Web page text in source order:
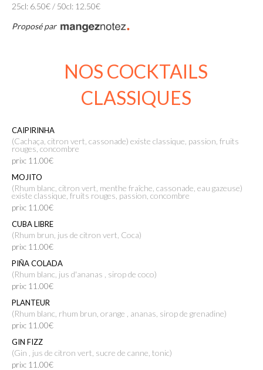
25cl: 6.50€ / 50cl: 12.50€
Proposé par
NOS COCKTAILS
CLASSIQUES
CAIPIRINHA
(cachaça, citron vert, cassonade) existe classique, passion, fruits
rouges, concombre
prix: 11.00€
MOJITO
(rhum blanc, citron vert, menthe fraîche, cassonade, eau gazeuse)
existe classique, fruits rouges, passion, concombre
prix: 11.00€
CUBA LIBRE
(rhum brun, jus de citron vert, Coca)
prix: 11.00€
PIÑA COLADA
(rhum blanc, jus d'ananas , sirop de coco)
prix: 11.00€
PLANTEUR
(rhum blanc, rhum brun, orange , ananas, sirop de grenadine)
prix: 11.00€
GIN FIZZ
(Gin , jus de citron vert, sucre de canne, tonic)
prix: 11.00€